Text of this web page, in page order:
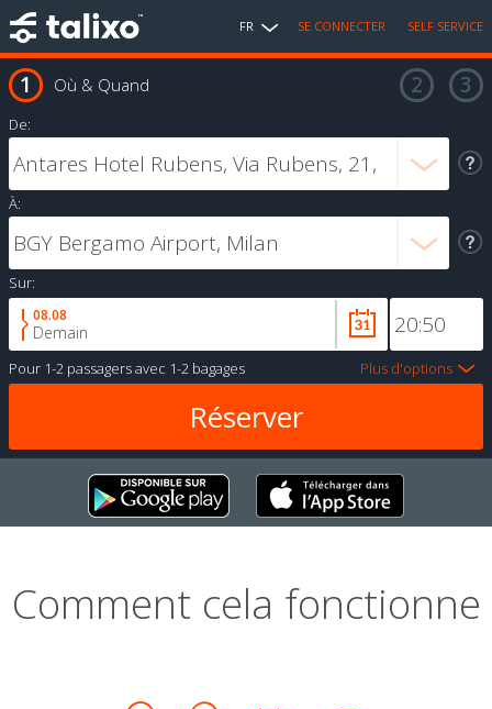
FR SE CONNECTER SELF SERVICE
Où & Quand
De:
À:
Sur:
08.08
Demain
Pour 1-2 passagersavec 1-2 bagages Plus d'options
Comment cela fonctionne